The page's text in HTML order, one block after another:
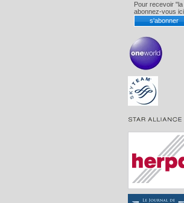
Pour recevoir "la
abonnez-vous